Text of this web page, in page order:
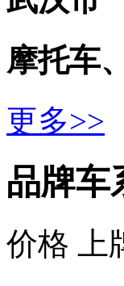
摩托车
更多>>
品牌车
价格